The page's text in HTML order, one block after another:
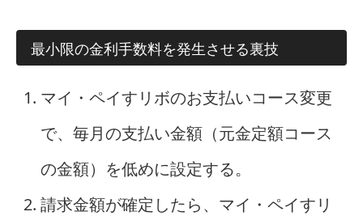
最小限の金利手数料を発生させる裏技
マイ・ペイすリボのお支払いコース変更
で、毎月の支払い金額（元金定額コース
の金額）を低めに設定する。
請求金額が確定したら、マイ・ペイすリ